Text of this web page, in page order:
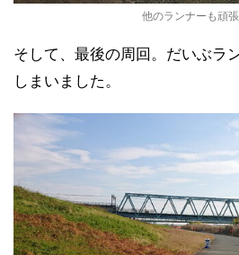
他のランナーも頑張
そして、最後の周回。だいぶラ
しまいました。